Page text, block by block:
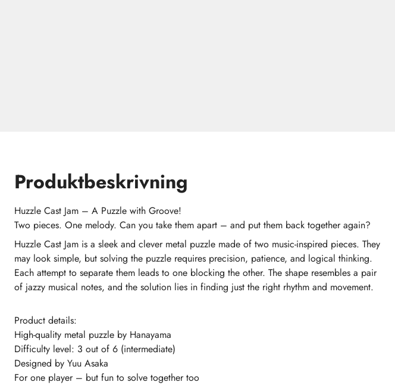
Produktbeskrivning
Huzzle Cast Jam – A Puzzle with Groove!
Two pieces. One melody. Can you take them apart – and put them back together again?
Huzzle Cast Jam is a sleek and clever metal puzzle made of two music-inspired pieces. They
may look simple, but solving the puzzle requires precision, patience, and logical thinking.
Each attempt to separate them leads to one blocking the other. The shape resembles a pair
of jazzy musical notes, and the solution lies in finding just the right rhythm and movement.
Product details:
High-quality metal puzzle by Hanayama
Difficulty level: 3 out of 6 (intermediate)
Designed by Yuu Asaka
For one player – but fun to solve together too